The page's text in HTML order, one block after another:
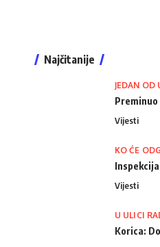
Najčitanije
JEDAN OD
Vijesti
KO ĆE
Vijesti
U ULICI
Korica: